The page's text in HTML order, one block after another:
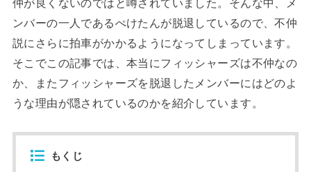
仲が良くないのではと噂されていました。そんな中、メ
ンバーの一人であるぺけたんが脱退しているので、不仲
説にさらに拍車がかかるようになってしまっています。
そこでこの記事では、本当にフィッシャーズは不仲なの
か、またフィッシャーズを脱退したメンバーにはどのよ
うな理由が隠されているのかを紹介しています。
もくじ